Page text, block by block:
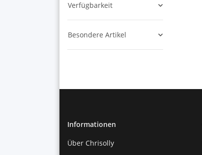
Verfügbarkeit
Besondere Artikel
Informationen
Über Chrisolly